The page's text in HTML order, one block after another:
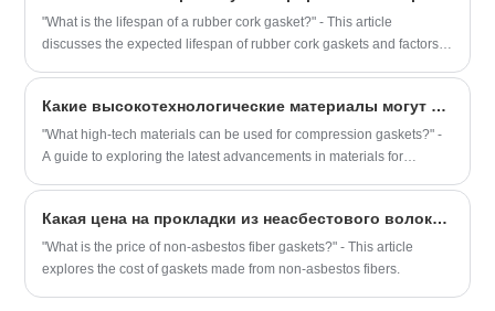
"What is the lifespan of a rubber cork gasket?" - This article
discusses the expected lifespan of rubber cork gaskets and factors
Какие высокотехнологические материалы могут быть использованы для компрессионных прокладок?
"What high-tech materials can be used for compression gaskets?" -
A guide to exploring the latest advancements in materials for
Какая цена на прокладки из неасбестового волокна?
"What is the price of non-asbestos fiber gaskets?" - This article
explores the cost of gaskets made from non-asbestos fibers.